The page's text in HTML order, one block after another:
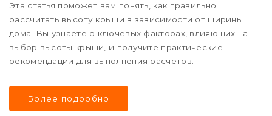
Эта статья поможет вам понять, как правильно
рассчитать высоту крыши в зависимости от ширины
дома. Вы узнаете о ключевых факторах, влияющих на
выбор высоты крыши, и получите практические
рекомендации для выполнения расчётов.
Более подробно